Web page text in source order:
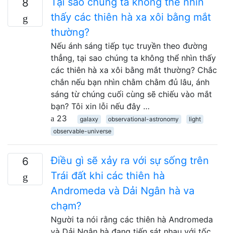
8
thấy các thiên hà xa xôi bằng mắt
thường?
Nếu ánh sáng tiếp tục truyền theo đường
thẳng, tại sao chúng ta không thể nhìn thấy
các thiên hà xa xôi bằng mắt thường? Chắc
chắn nếu bạn nhìn chằm chằm đủ lâu, ánh
sáng từ chúng cuối cùng sẽ chiếu vào mắt
bạn? Tôi xin lỗi nếu đây …
23
galaxy observational-astronomy
light
observable-universe
6
Điều gì sẽ xảy ra với sự sống trên
Trái đất khi các thiên hà
Andromeda và Dải Ngân hà va
chạm?
Người ta nói rằng các thiên hà Andromeda